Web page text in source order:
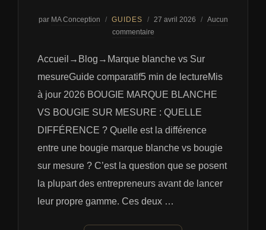
par MA Conception GUIDES
Publié
le
27 avril 2026
Aucun
commentaire
Accueil→Blog→Marque blanche vs Sur
mesureGuide comparatif5 min de lectureMis
à jour 2026 BOUGIE MARQUE BLANCHE
VS BOUGIE SUR MESURE : QUELLE
DIFFÉRENCE ? Quelle est la différence
entre une bougie marque blanche vs bougie
sur mesure ? C’est la question que se posent
la plupart des entrepreneurs avant de lancer
leur propre gamme. Ces deux …